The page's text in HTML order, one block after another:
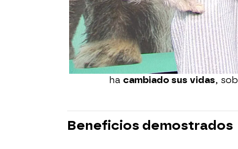
acudía al trabajo con un
llegó a ella hace 4 años.
compañera aseguraba que
esta práctica en el día a
cantidad de
ventajas y
el perro a la familia.
ha cambiado sus vidas,
Beneficios demostrados